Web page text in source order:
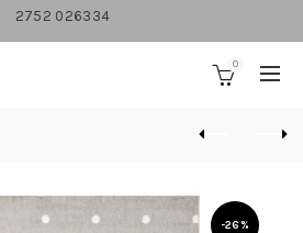
2752 026334
0
-26%